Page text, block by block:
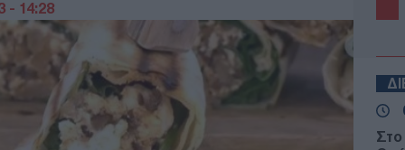
- 14:28
Στο